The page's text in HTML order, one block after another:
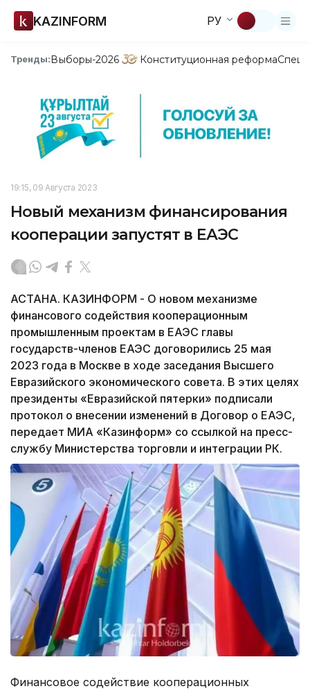
KAZINFORM РУ
Тренды:Выборы-2026 Конституционная реформа
19:15, 09 Августа 2023
Новый механизм финансирования
кооперации запустят в ЕАЭС
АСТАНА. КАЗИНФОРМ - О новом механизме
финансового содействия кооперационным
промышленным проектам в ЕАЭС главы
государств-членов ЕАЭС договорились 25 мая
2023 года в Москве в ходе заседания Высшего
Евразийского экономического совета. В этих целях
президенты «Евразийской пятерки» подписали
протокол о внесении изменений в Договор о ЕАЭС,
передает МИА «Казинформ» со ссылкой на пресс-
службу Министерства торговли и интеграции РК.
Финансовое содействие кооперационных